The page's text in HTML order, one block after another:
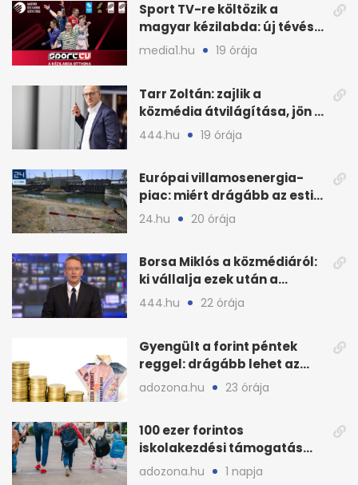
Sport TV-re költözik a
magyar kézilabda: új tévés
megállapodás
media1.hu 19 órája
Tarr Zoltán: zajlik a
közmédia átvilágítása, jön a
nyilvános véleményezés
444.hu 19 órája
Európai villamosenergia-
piac: miért drágább az esti
áram Magyarországon
24.hu 20 órája
Borsa Miklós a közmédiáról:
ki vállalja ezek után a
munkát?
444.hu 22 órája
Gyengült a forint péntek
reggel: drágább lehet az
euró és a dollár
adozona.hu 23 órája
100 ezer forintos
iskolakezdési támogatás
2026 őszén: adózás,
adozona.hu 1 napja